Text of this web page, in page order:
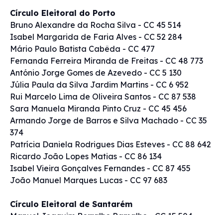
Círculo Eleitoral do Porto
Bruno Alexandre da Rocha Silva - CC 45 514
Isabel Margarida de Faria Alves - CC 52 284
Mário Paulo Batista Cabêda - CC 477
Fernanda Ferreira Miranda de Freitas - CC 48 773
António Jorge Gomes de Azevedo - CC 5 130
Júlia Paula da Silva Jardim Martins - CC 6 952
Rui Marcelo Lima de Oliveira Santos - CC 87 538
Sara Manuela Miranda Pinto Cruz - CC 45 456
Armando Jorge de Barros e Silva Machado - CC 35
374
Patrícia Daniela Rodrigues Dias Esteves - CC 88 642
Ricardo João Lopes Matias - CC 86 134
Isabel Vieira Gonçalves Fernandes - CC 87 455
João Manuel Marques Lucas - CC 97 683
Círculo Eleitoral de Santarém